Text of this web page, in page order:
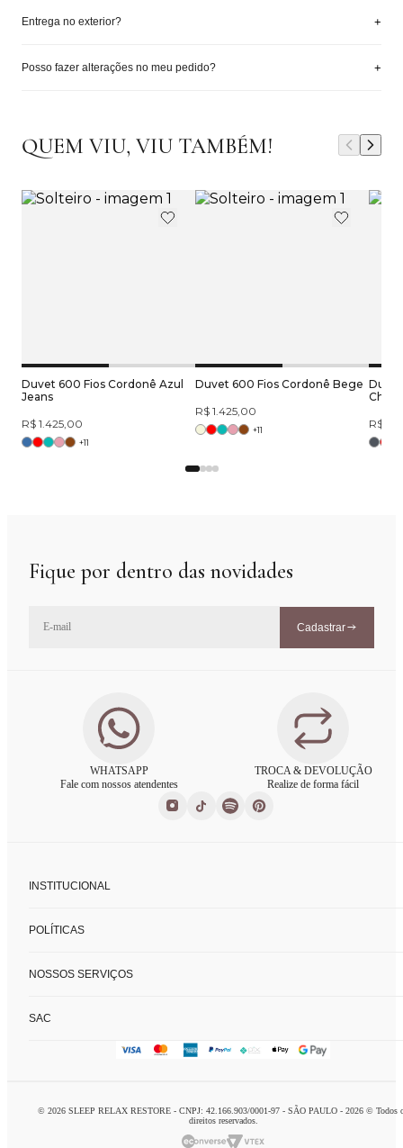
Entrega no exterior? +
Posso fazer alterações no meu pedido? +
QUEM VIU, VIU TAMBÉM!
Duvet 600 Fios Cordonê Azul
Jeans
R$ 1.425,00
+11
Duvet 600 Fios Cordonê Bege
R$ 1.425,00
+11
R$
Fique por dentro das novidades
Cadastrar
WHATSAPP
Fale com nossos atendentes
TROCA & DEVOLUÇÃO
Realize de forma fácil
INSTITUCIONAL
Nossas lojas
POLÍTICAS
Trocas e devoluções
NOSSOS SERVIÇOS
Charada concierge
SAC
logistca@charada.com.br
© 2026 SLEEP RELAX RESTORE - CNPJ: 42.166.903/0001-97 - SÃO PAULO - 2026 © Todos
direitos reservados.